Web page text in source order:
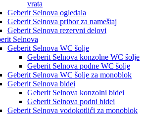
vrata
Geberit Selnova ogledala
Geberit Selnova pribor za nameštaj
Geberit Selnova rezervni delovi
Selnova
Geberit Selnova WC šolje
Geberit Selnova konzolne WC šolje
Geberit Selnova podne WC šolje
Geberit Selnova WC šolje za monoblok
Geberit Selnova bidei
Geberit Selnova konzolni bidei
Geberit Selnova podni bidei
Geberit Selnova vodokotlići za monoblok